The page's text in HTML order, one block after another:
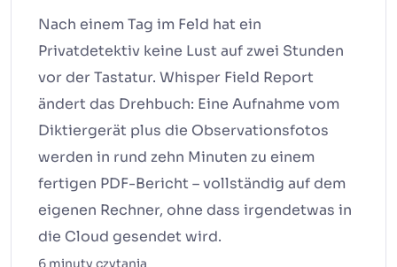
Nach einem Tag im Feld hat ein
Privatdetektiv keine Lust auf zwei Stunden
vor der Tastatur. Whisper Field Report
ändert das Drehbuch: Eine Aufnahme vom
Diktiergerät plus die Observationsfotos
werden in rund zehn Minuten zu einem
fertigen PDF-Bericht – vollständig auf dem
eigenen Rechner, ohne dass irgendetwas in
die Cloud gesendet wird.
6 minuty czytania